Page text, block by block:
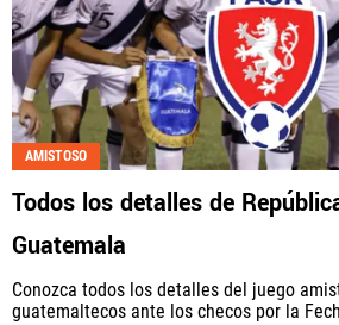
AMISTOSO
Todos los detalles de
Guatemala
Conozca todos los detalles del juego
guatemaltecos ante los checos por la